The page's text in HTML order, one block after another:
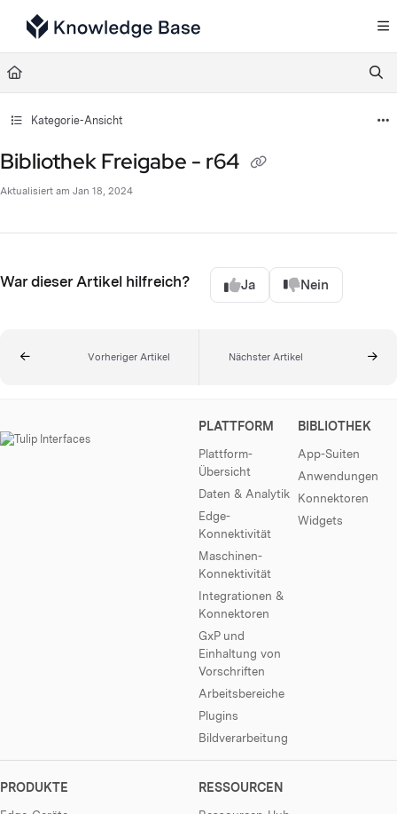
Documentation Index
Fetch the complete documentation index at:
Use this file to discover all available pages before exploring further.
Kategorie-Ansicht
Bibliothek Freigabe - r64
Aktualisiert am Jan 18, 2024
War dieser Artikel hilfreich? Ja Nein
Vorheriger Artikel Nächster Artikel
PLATTFORM
Plattform-
Übersicht
Daten & Analytik
Edge-
Konnektivität
Maschinen-
Konnektivität
Integrationen &
Konnektoren
GxP und
Einhaltung von
Vorschriften
Arbeitsbereiche
Plugins
Bildverarbeitung
BIBLIOTHEK
App-Suiten
Anwendungen
Konnektoren
Widgets
PRODUKTE
RESSOURCEN